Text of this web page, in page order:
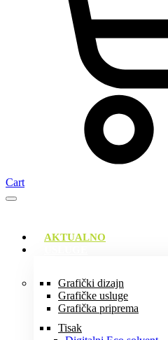
Cart
AKTUALNO
Grafički dizajn
Grafičke usluge
Grafička priprema
Tisak